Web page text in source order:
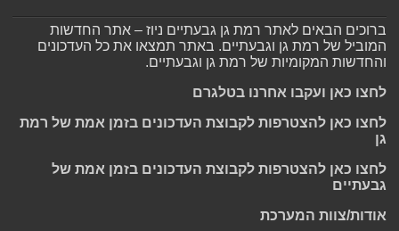
ברוכים הבאים לאתר רמת גן גבעתיים ניוז – אתר החדשות
המוביל של רמת גן וגבעתיים. באתר תמצאו את כל העדכונים
והחדשות המקומיות של רמת גן וגבעתיים.
לחצו כאן ועקבו אחרנו בטלגרם
לחצו כאן להצטרפות לקבוצת העדכונים בזמן אמת של רמת
גן
לחצו כאן להצטרפות לקבוצת העדכונים בזמן אמת של
גבעתיים
אודות/צוות המערכת